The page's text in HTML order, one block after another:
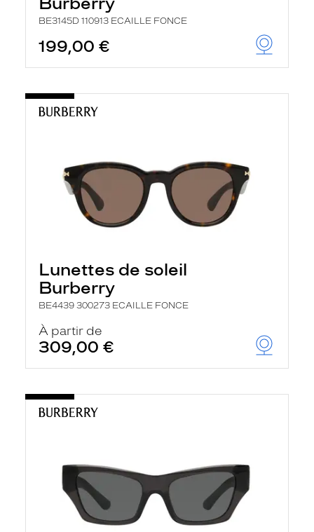
BE3145D 110913 ECAILLE FONCE
199,00 €
Lunettes de soleil
Burberry
BE4439 300273 ECAILLE FONCE
À partir de
309,00 €